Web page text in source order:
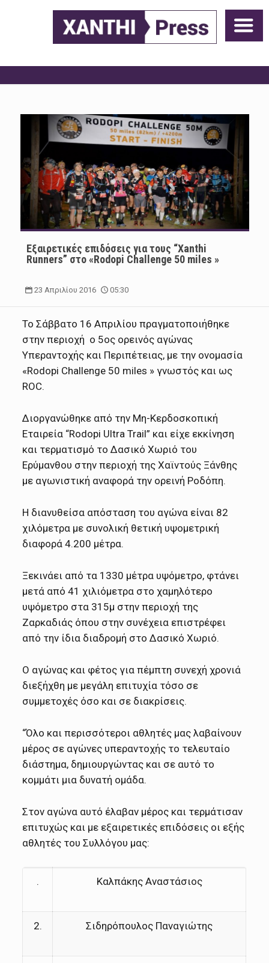
Εξαιρετικές επιδόσεις για τους “Xanthi
Runners” στο «Rodopi Challenge 50 miles »
23 Απριλίου 2016 05:30
Το Σάββατο 16 Απριλίου πραγματοποιήθηκε
στην περιοχή ο 5ος ορεινός αγώνας
Υπεραντοχής και Περιπέτειας, με την ονομασία
«Rodopi Challenge 50 miles » γνωστός και ως
ROC.
Διοργανώθηκε από την Μη-Κερδοσκοπική
Εταιρεία “Rodopi Ultra Trail” και είχε εκκίνηση
και τερματισμό το Δασικό Χωριό του
Ερύμανθου στην περιοχή της Χαϊντούς Ξάνθης
με αγωνιστική αναφορά την ορεινή Ροδόπη.
Η διανυθείσα απόσταση του αγώνα είναι 82
χιλόμετρα με συνολική θετική υψομετρική
διαφορά 4.200 μέτρα.
Ξεκινάει από τα 1330 μέτρα υψόμετρο, φτάνει
μετά από 41 χιλιόμετρα στο χαμηλότερο
υψόμετρο στα 315μ στην περιοχή της
Ζαρκαδιάς όπου στην συνέχεια επιστρέφει
από την ίδια διαδρομή στο Δασικό Χωριό.
Ο αγώνας και φέτος για πέμπτη συνεχή χρονιά
διεξήχθη με μεγάλη επιτυχία τόσο σε
συμμετοχές όσο και σε διακρίσεις.
“Όλο και περισσότεροι αθλητές μας λαβαίνουν
μέρος σε αγώνες υπεραντοχής το τελευταίο
διάστημα, δημιουργώντας και σε αυτό το
κομμάτι μια δυνατή ομάδα.
Στον αγώνα αυτό έλαβαν μέρος και τερμάτισαν
επιτυχώς και με εξαιρετικές επιδόσεις οι εξής
αθλητές του Συλλόγου μας:
. Καλπάκης Αναστάσιος
2. Σιδηρόπουλος Παναγιώτης